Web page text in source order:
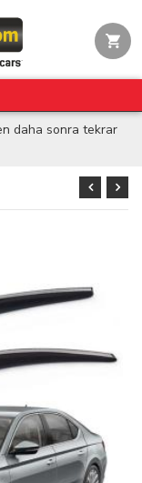
daha sonra tekrar